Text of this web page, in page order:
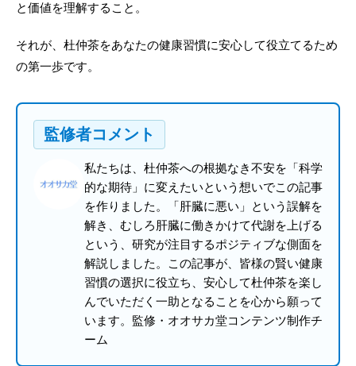
と価値を理解すること。
それが、杜仲茶をあなたの健康習慣に安心して役立てるため
の第一歩です。
監修者コメント
私たちは、杜仲茶への根拠なき不安を「科学
的な期待」に変えたいという想いでこの記事
を作りました。「肝臓に悪い」という誤解を
解き、むしろ肝臓に働きかけて代謝を上げる
という、研究が注目するポジティブな側面を
解説しました。この記事が、皆様の賢い健康
習慣の選択に役立ち、安心して杜仲茶を楽し
んでいただく一助となることを心から願って
います。監修・オオサカ堂コンテンツ制作チ
ーム